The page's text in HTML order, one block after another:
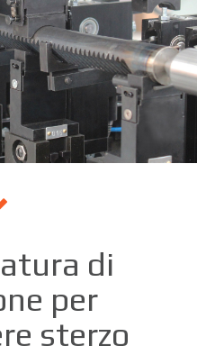
di
per
sterzo